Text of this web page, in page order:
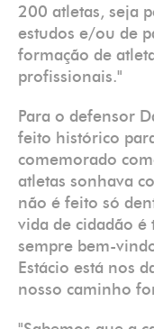
200 atletas, seja
estudos e/ou de
formação de
profissionais."
Para o defensor
feito histórico
comemorado
atletas sonhava
não é feito só
vida de cidadão
sempre bem-
Estácio está nos
nosso caminho